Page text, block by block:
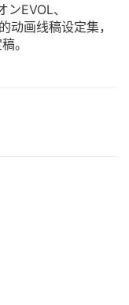
EVOL、
动画线稿设定集，
。